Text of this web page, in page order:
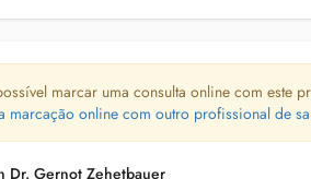
marcar uma consulta online com este
marcação online com outro profissional de
Dr. Gernot Zehetbauer